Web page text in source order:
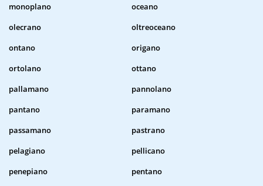
monoplano
oceano
olecrano
oltreoceano
ontano
origano
ortolano
ottano
pallamano
pannolano
pantano
paramano
passamano
pastrano
pelagiano
pellicano
penepiano
pentano